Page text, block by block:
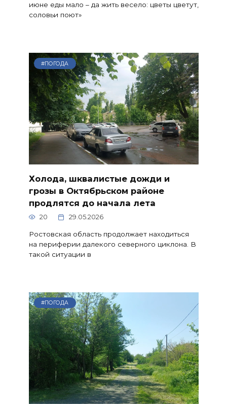
июне еды мало – да жить весело: цветы цветут,
соловьи поют»
#ПОГОДА
Холода, шквалистые дожди и
грозы в Октябрьском районе
продлятся до начала лета
20 29.05.2026
Ростовская область продолжает находиться
на периферии далекого северного циклона. В
такой ситуации в
#ПОГОДА